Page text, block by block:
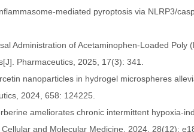
mediated pyroptosis via NLRP3/
Administration of Acetaminophen-Loaded
Pharmaceutics, 2025, 17(3): 341.
nanoparticles in hydrogel microspheres
2024, 658: 124225.
ameliorates chronic intermittent
and Molecular Medicine, 2024, 28(12):